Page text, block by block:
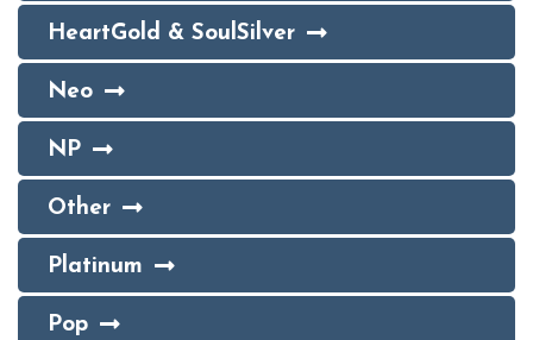
HeartGold & SoulSilver
Neo
NP
Other
Platinum
Pop